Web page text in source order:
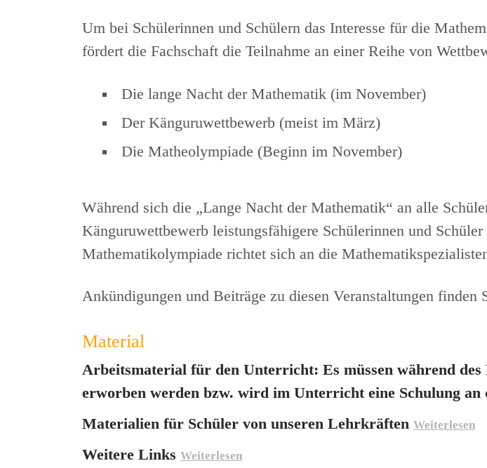
Um bei Schülerinnen und Schülern das Interesse für die
fördert die Fachschaft die Teilnahme an einer Reihe von
Die lange Nacht der Mathematik (im November)
Der Känguruwettbewerb (meist im März)
Die Matheolympiade (Beginn im November)
Während sich die „Lange Nacht der Mathematik“ an alle
Känguruwettbewerb leistungsfähigere Schülerinnen und
Mathematikolympiade richtet sich an die
Ankündigungen und Beiträge zu diesen Veranstaltungen finden
Material
Arbeitsmaterial für den Unterricht: Es müssen während des
erworben werden bzw. wird im Unterricht eine Schulung
Materialien für Schüler von unseren Lehrkräften
Weitere Links